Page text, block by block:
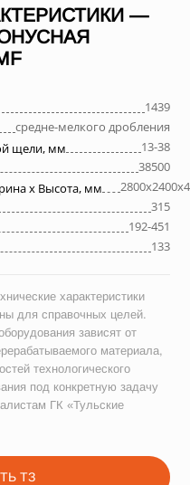
—
1439
средне-мелкого дробления
щели, мм
13-38
38500
х Высота, мм
315
192-451
133
характеристики
для справочных целей.
зависят от
материала,
технологического
под конкретную задачу
ГК «Тульские
ТЗ